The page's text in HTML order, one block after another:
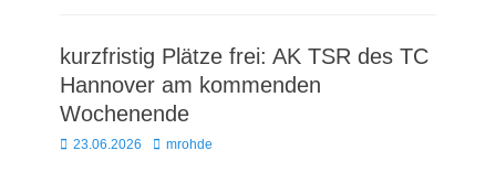
kurzfristig Plätze frei: AK TSR des TC
Hannover am kommenden
Wochenende
Posted
23.06.2026 Autor
mrohde